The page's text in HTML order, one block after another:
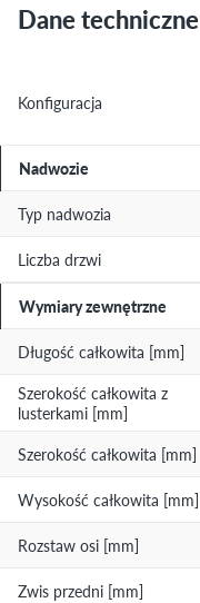
Dane techniczne
Konfiguracja
Nadwozie
Typ nadwozia
Liczba drzwi
Wymiary zewnętrzne
Długość całkowita [mm]
Szerokość całkowita z
lusterkami [mm]
Szerokość całkowita [mm]
Wysokość całkowita [mm]
Rozstaw osi [mm]
Zwis przedni [mm]